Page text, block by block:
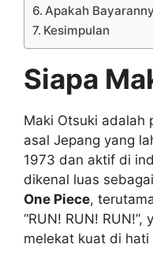
Apakah
Kesimpulan
Siapa
Maki Otsuki adalah
asal Jepang yang
1973 dan aktif di
dikenal luas
One Piece,
“RUN! RUN!
melekat kuat di hati